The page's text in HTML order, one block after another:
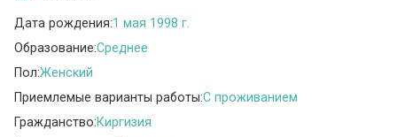
Дата рождения:1 мая 1998 г.
Образование:Среднее
Пол:Женский
Приемлемые варианты работы:C проживанием
Гражданство:Киргизия